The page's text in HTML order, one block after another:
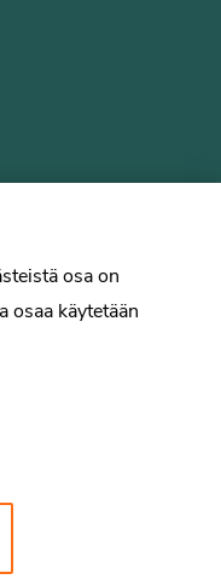
osa on
osaa käytetään